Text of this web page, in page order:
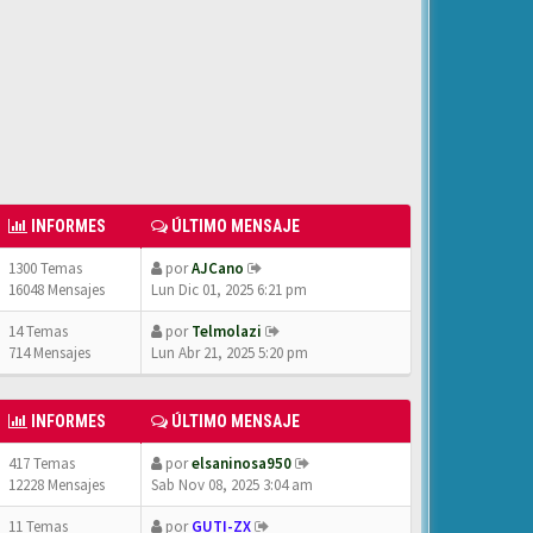
INFORMES ÚLTIMO MENSAJE
1300 Temas
16048 Mensajes
porAJCano
Lun Dic 01, 2025 6:21 pm
14 Temas
714 Mensajes
porTelmolazi
Lun Abr 21, 2025 5:20 pm
INFORMES ÚLTIMO MENSAJE
417 Temas
12228 Mensajes
porelsaninosa950
Sab Nov 08, 2025 3:04 am
11 Temas
porGUTI-ZX